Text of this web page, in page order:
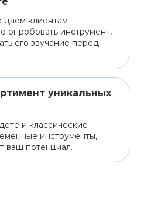
даем клиентам
опробовать инструмент,
его звучание перед
уникальных
и классические
инструменты,
ваш потенциал.